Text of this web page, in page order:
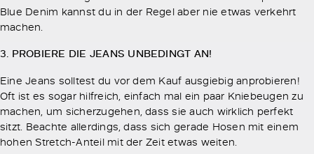
Blue Denim kannst du in der Regel aber nie etwas verkehrt
machen.
3. PROBIERE DIE JEANS UNBEDINGT AN!
Eine Jeans solltest du vor dem Kauf ausgiebig anprobieren!
Oft ist es sogar hilfreich, einfach mal ein paar Kniebeugen zu
machen, um sicherzugehen, dass sie auch wirklich perfekt
sitzt. Beachte allerdings, dass sich gerade Hosen mit einem
hohen Stretch-Anteil mit der Zeit etwas weiten.